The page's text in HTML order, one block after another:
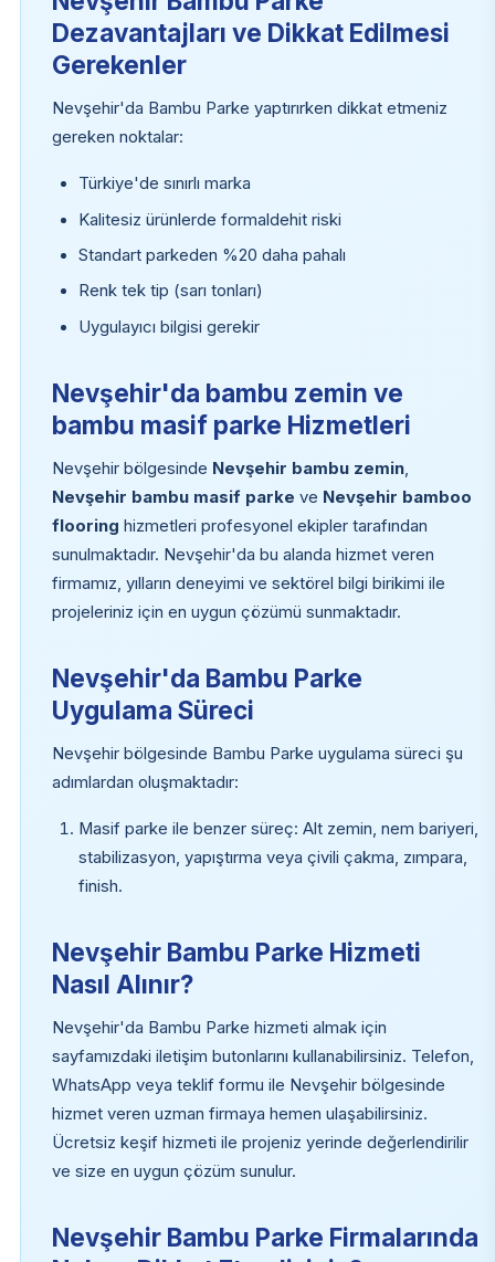
Dezavantajları ve Dikkat Edilmesi
Gerekenler
Nevşehir'da Bambu Parke yaptırırken dikkat etmeniz
gereken noktalar:
Türkiye'de sınırlı marka
Kalitesiz ürünlerde formaldehit riski
Standart parkeden %20 daha pahalı
Renk tek tip (sarı tonları)
Uygulayıcı bilgisi gerekir
Nevşehir'da bambu zemin ve
bambu masif parke Hizmetleri
Nevşehir bölgesinde Nevşehir bambu zemin,
Nevşehir bambu masif parke ve Nevşehir bamboo
flooring hizmetleri profesyonel ekipler tarafından
sunulmaktadır. Nevşehir'da bu alanda hizmet veren
firmamız, yılların deneyimi ve sektörel bilgi birikimi ile
projeleriniz için en uygun çözümü sunmaktadır.
Nevşehir'da Bambu Parke
Uygulama Süreci
Nevşehir bölgesinde Bambu Parke uygulama süreci şu
adımlardan oluşmaktadır:
Masif parke ile benzer süreç: Alt zemin, nem bariyeri,
stabilizasyon, yapıştırma veya çivili çakma, zımpara,
finish.
Nevşehir Bambu Parke Hizmeti
Nasıl Alınır?
Nevşehir'da Bambu Parke hizmeti almak için
sayfamızdaki iletişim butonlarını kullanabilirsiniz. Telefon,
WhatsApp veya teklif formu ile Nevşehir bölgesinde
hizmet veren uzman firmaya hemen ulaşabilirsiniz.
Ücretsiz keşif hizmeti ile projeniz yerinde değerlendirilir
ve size en uygun çözüm sunulur.
Nevşehir Bambu Parke Firmalarında